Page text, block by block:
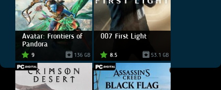
Avatar: Frontiers of
Pandora
9 136 GB
007 First Light
8.5 53.1 GB